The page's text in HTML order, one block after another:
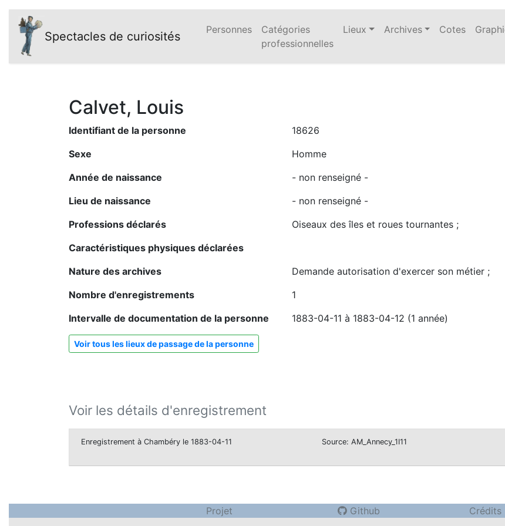
Spectacles de curiosités Personnes
Catégories
professionnelles
Lieux Archives Cotes
Calvet, Louis
Identifiant de la personne
18626
Sexe
Homme
Année de naissance
- non renseigné -
Lieu de naissance
- non renseigné -
Professions déclarés
Oiseaux des îles et roues tournantes ;
Caractéristiques physiques déclarées
Nature des archives
Demande autorisation d'exercer son métier ;
Nombre d'enregistrements
1
Intervalle de documentation de la personne
1883-04-11 à 1883-04-12 (1 année)
Voir tous les lieux de passage de la personne
Voir les détails d'enregistrement
Enregistrement à Chambéry le 1883-04-11 Source: AM_Annecy_1I11
Projet Github Crédits